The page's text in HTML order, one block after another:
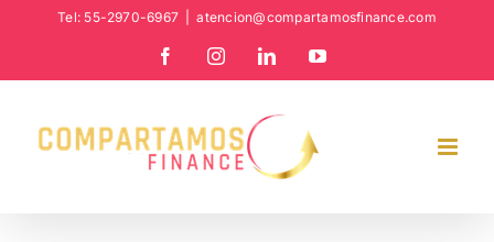
Tel: 55-2970-6967 atencion@compartamosfinance.com
FacebookInstagramLinkedInYouTube